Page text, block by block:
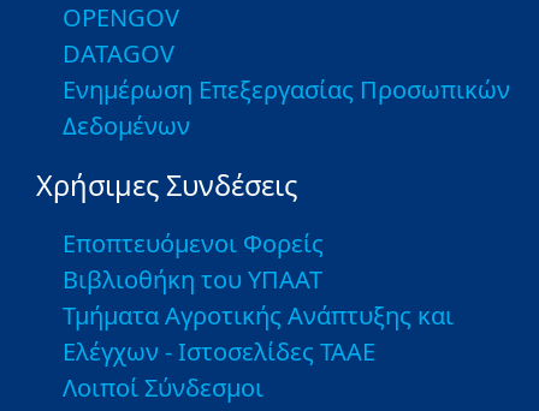
OPENGOV
DATAGOV
Ενημέρωση Επεξεργασίας Προσωπικών
Δεδομένων
Χρήσιμες Συνδέσεις
Εποπτευόμενοι Φορείς
Βιβλιοθήκη του ΥΠΑΑΤ
Τμήματα Αγροτικής Ανάπτυξης και
Ελέγχων - Ιστοσελίδες ΤΑΑΕ
Λοιποί Σύνδεσμοι